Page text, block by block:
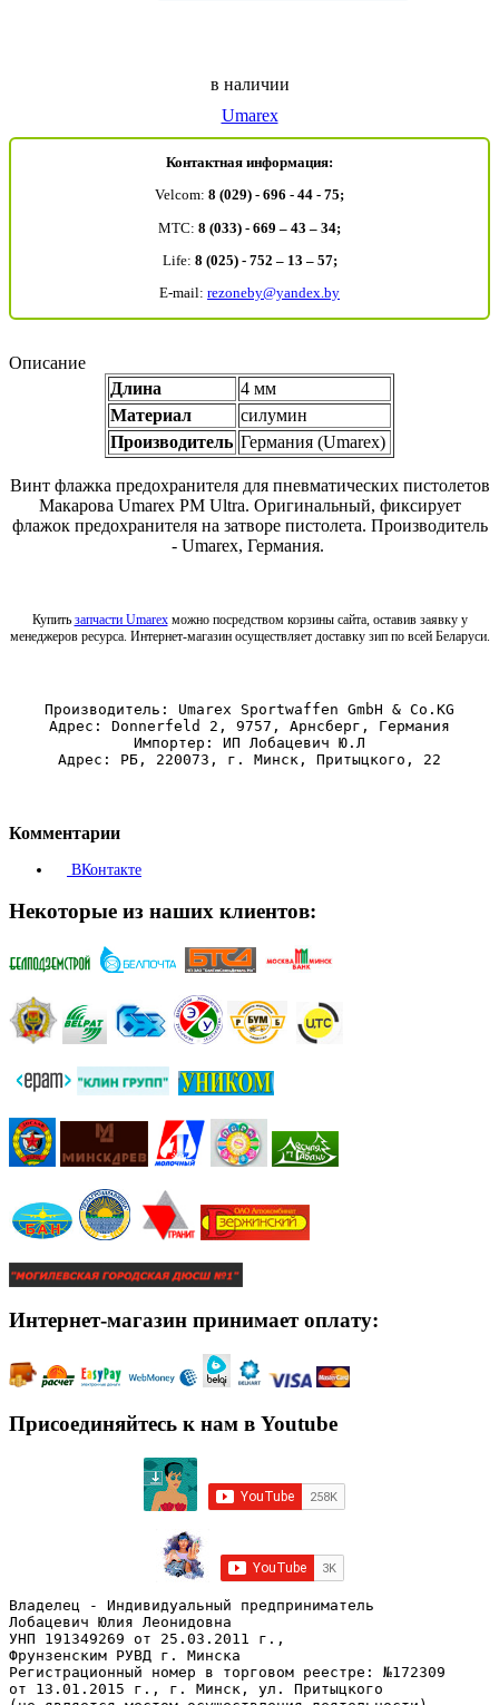
в наличии
Umarex
Контактная информация:
Velcom: 8 (029) - 696 - 44 - 75;
MTC: 8 (033) - 669 – 43 – 34;
Life: 8 (025) - 752 – 13 – 57;
E-mail: rezoneby@yandex.by
Описание
Длина
4 мм
Материал
силумин
Производитель Германия (Umarex)
Винт флажка предохранителя для пневматических пистолетов
Макарова Umarex PM Ultra. Оригинальный, фиксирует
флажок предохранителя на затворе пистолета. Производитель
- Umarex, Германия.
Купить запчасти Umarex можно посредством корзины сайта, оставив заявку у
менеджеров ресурса. Интернет-магазин осуществляет доставку зип по всей Беларуси.
Производитель: Umarex Sportwaffen GmbH & Co.KG
Адрес: Donnerfeld 2, 9757, Арнсберг, Германия
Импортер: ИП Лобацевич Ю.Л
Адрес: РБ, 220073, г. Минск, Притыцкого, 22
Комментарии
ВКонтакте
Некоторые из наших клиентов:
Интернет-магазин принимает оплату:
Присоединяйтесь к нам в Youtube
Владелец - Индивидуальный предприниматель
Лобацевич Юлия Леонидовна
УНП 191349269 от 25.03.2011 г.,
Фрунзенским РУВД г. Минска
Регистрационный номер в торговом реестре: №172309
от 13.01.2015 г., г. Минск, ул. Притыцкого